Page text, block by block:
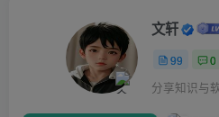
文轩
99 0
分享知识与